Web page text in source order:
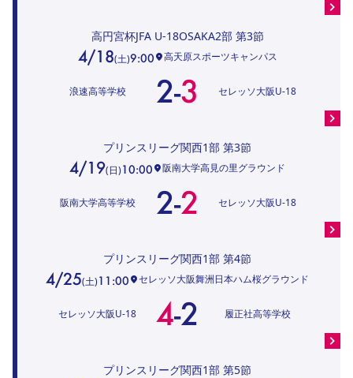
高円宮杯JFA U-18OSAKA2部 第3節
4/18(土)9:00 高天原スポーツキャンパス
セレッソ大阪U-18
3
-
2
浪速高等学校
プリンスリーグ関西1部 第3節
4/19(日)10:00 阪南大学高見の里グラウンド
セレッソ大阪U-18
2
-
2
阪南大学高等学校
プリンスリーグ関西1部 第4節
4/25(土)11:00 セレッソ大阪舞洲日本ハム桜グラウンド
セレッソ大阪U-18 4-2 履正社高等学校
プリンスリーグ関西1部 第5節